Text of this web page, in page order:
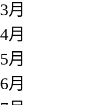
3月
4月
5月
6月